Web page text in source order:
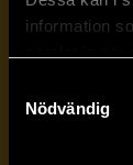
information
Nödvändig